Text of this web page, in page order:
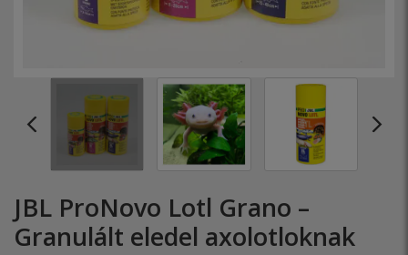
JBL ProNovo Lotl Grano –
Granulált eledel axolotloknak